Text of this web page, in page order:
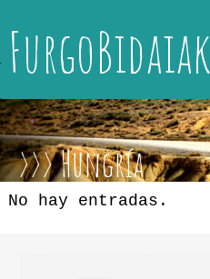
FurgoBidaiak
Hungría
No hay entradas.